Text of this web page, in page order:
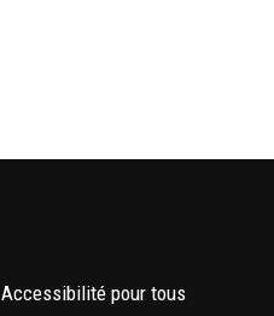
Accessibilité pour tous